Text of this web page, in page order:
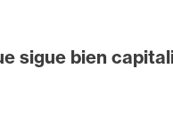
sigue bien